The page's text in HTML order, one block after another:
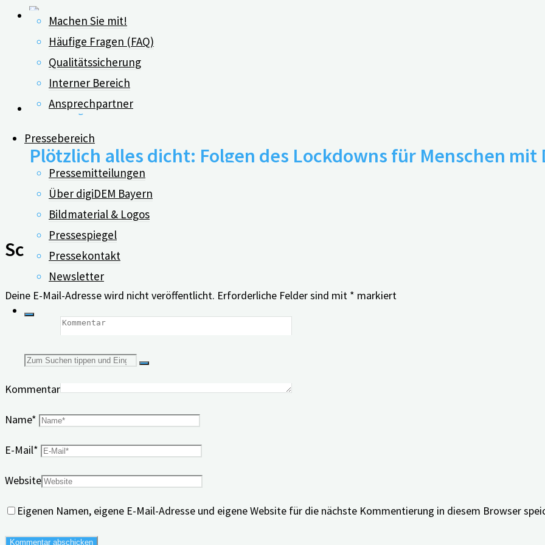
Machen Sie mit!
Häufige Fragen (FAQ)
Qualitätssicherung
Interner Bereich
Ansprechpartner
Pressebereich
Pressemitteilungen
Über digiDEM Bayern
Bildmaterial & Logos
Pressespiegel
Pressekontakt
Newsletter
Suchen
Strukturiertes Vorgehen reduziert Depression und Stress
Plötzlich alles dicht: Folgen des Lockdowns für Menschen
24.11.2020
Schreibe einen Kommentar
Deine E-Mail-Adresse wird nicht veröffentlicht. Erforderliche Felder sind mit * markiert
Kommentar
Name*
E-Mail*
Website
Eigenen Namen, eigene E-Mail-Adresse und eigene Website für die nächste Kommentierung in diesem Browser